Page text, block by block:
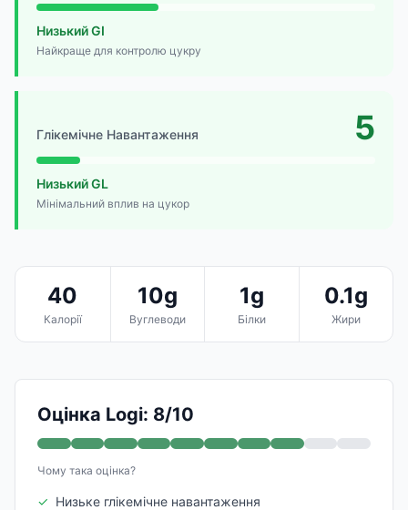
Низький GI
Найкраще для контролю цукру
Глікемічне Навантаження 5
Низький GL
Мінімальний вплив на цукор
40
Калорії
10g
Вуглеводи
1g
Білки
0.1g
Жири
Оцінка Logi: 8/10
Чому така оцінка?
✓ Низьке глікемічне навантаження